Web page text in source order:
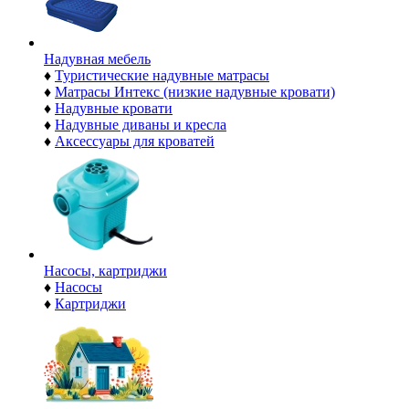
Надувная мебель
♦ Туристические надувные матрасы
♦ Матрасы Интекс (низкие надувные кровати)
♦ Надувные кровати
♦ Надувные диваны и кресла
♦ Аксессуары для кроватей
Насосы, картриджи
♦ Насосы
♦ Картриджи